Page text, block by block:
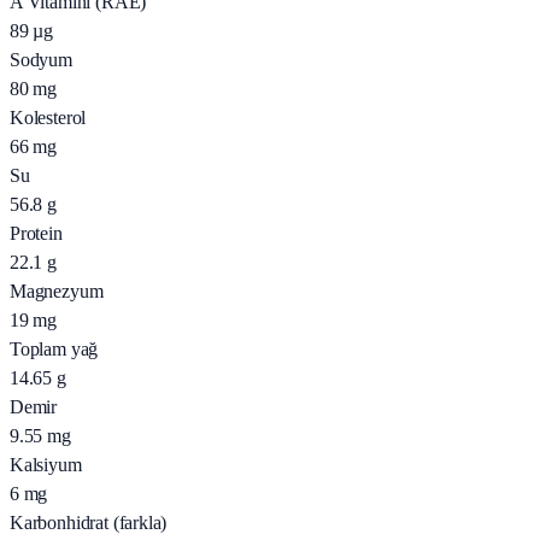
89 µg
Sodyum
80 mg
Kolesterol
66 mg
Su
56.8 g
Protein
22.1 g
Magnezyum
19 mg
Toplam yağ
14.65 g
Demir
9.55 mg
Kalsiyum
6 mg
Karbonhidrat (farkla)